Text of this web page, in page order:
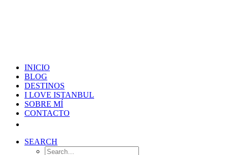
INICIO
BLOG
DESTINOS
I LOVE ISTANBUL
SOBRE MÍ
CONTACTO
SEARCH